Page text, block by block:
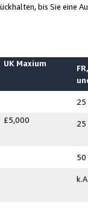
bis Sie
UK Maxium
25
£5,000 25
50